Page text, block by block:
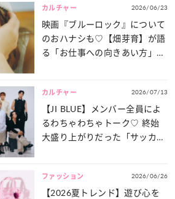
カルチャー 2026/06/23
映画『ブルーロック』について
のおハナシも♡【畑芽育】が語
る「お仕事への向きあい方」と
カルチャー 2026/07/13
【JI BLUE】メンバー全員によ
るわちゃわちゃトーク♡ 終始
大盛り上がりだった「サッカー
ファッション 2026/06/26
【2026夏トレンド】遊び心を